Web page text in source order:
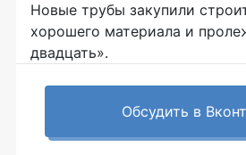
Новые трубы закупили
хорошего материала и
двадцать».
Обсудить в